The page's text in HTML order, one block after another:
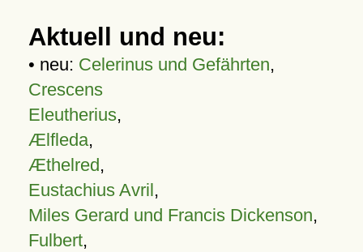
Aktuell und neu:
• neu: Celerinus und Gefährten,
Crescens
Eleutherius,
Ælfleda,
Æthelred,
Eustachius Avril,
Miles Gerard und Francis Dickenson,
Fulbert,